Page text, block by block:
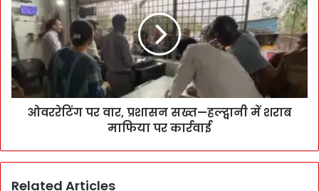
ओवररेटिंग पर वार, प्रशासन सख्त—हल्द्वानी में शराब
माफिया पर कार्रवाई
Related Articles